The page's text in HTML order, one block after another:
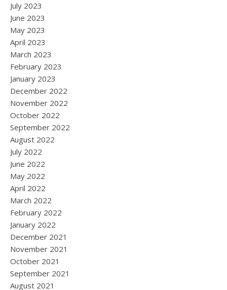
July 2023
June 2023
May 2023
April 2023
March 2023
February 2023
January 2023
December 2022
November 2022
October 2022
September 2022
August 2022
July 2022
June 2022
May 2022
April 2022
March 2022
February 2022
January 2022
December 2021
November 2021
October 2021
September 2021
August 2021